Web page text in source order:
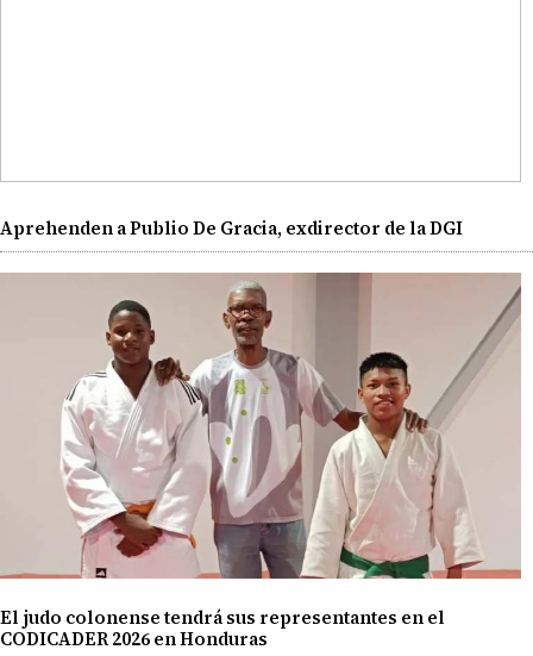
Aprehenden a Publio De Gracia, exdirector de la DGI
El judo colonense tendrá sus representantes en el
CODICADER 2026 en Honduras